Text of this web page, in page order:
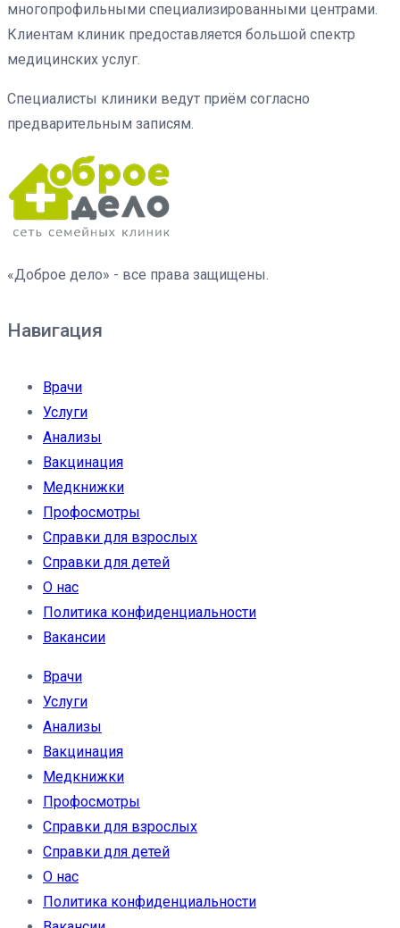
многопрофильными специализированными центрами.
Клиентам клиник предоставляется большой спектр
медицинских услуг.
Специалисты клиники ведут приём согласно
предварительным записям.
«Доброе дело» - все права защищены.
Навигация
Врачи
Услуги
Анализы
Вакцинация
Медкнижки
Профосмотры
Справки для взрослых
Справки для детей
О нас
Политика конфиденциальности
Вакансии
Врачи
Услуги
Анализы
Вакцинация
Медкнижки
Профосмотры
Справки для взрослых
Справки для детей
О нас
Политика конфиденциальности